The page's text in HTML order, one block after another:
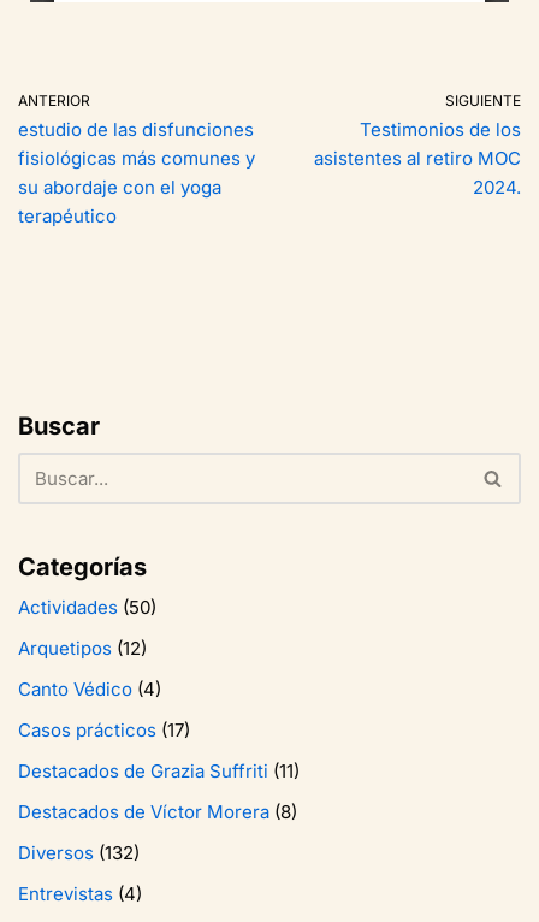
ANTERIOR
estudio de las disfunciones
fisiológicas más comunes y
su abordaje con el yoga
terapéutico
SIGUIENTE
Testimonios de los
asistentes al retiro MOC
2024.
Buscar
Categorías
Actividades (50)
Arquetipos (12)
Canto Védico (4)
Casos prácticos (17)
Destacados de Grazia Suffriti (11)
Destacados de Víctor Morera (8)
Diversos (132)
Entrevistas (4)